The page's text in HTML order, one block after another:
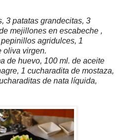
3 patatas grandecitas, 3
mejillones en escabeche ,
agridulces, 1
oliva virgen.
de huevo, 100 ml. de aceite
1 cucharadita de mostaza,
de nata líquida,